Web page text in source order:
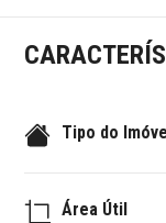
Tipo do
Área Útil